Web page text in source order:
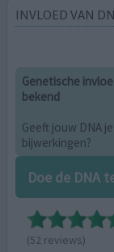
INVLOED VAN
Genetische
bekend
Geeft jouw DNA
bijwerkingen?
Doe de DNA
(52 reviews)